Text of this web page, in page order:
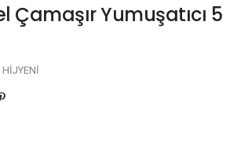
Çamaşır Yumuşatıcı 5